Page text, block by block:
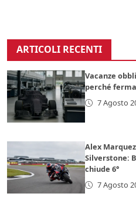
ARTICOLI RECENTI
Vacanze
perché
7 Agosto
Alex
Silverstone:
chiude 6°
7 Agosto